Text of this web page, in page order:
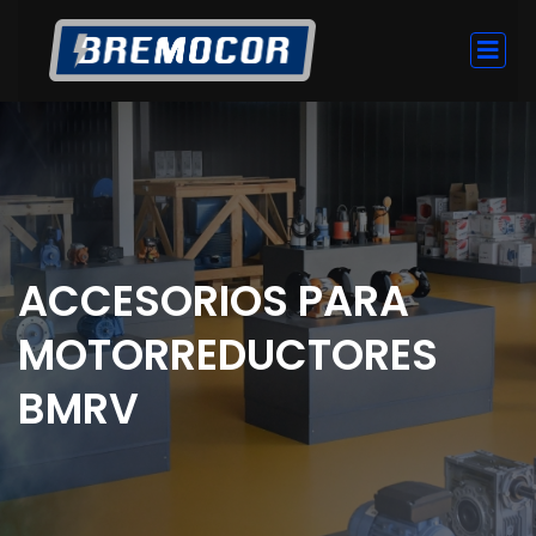
ACCESORIOS PARA
MOTORREDUCTORES
BMRV